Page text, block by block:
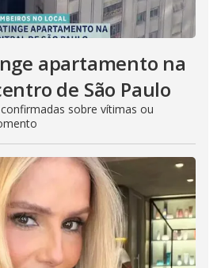
apartamento na
de São Paulo
sobre vítimas ou